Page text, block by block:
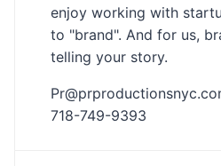
enjoy working with
to "brand". And for us,
telling your story.
718-749-9393